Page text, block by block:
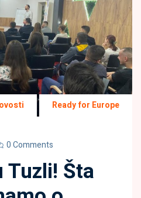
Ready for Europe
0 Comments
Tuzli! Šta